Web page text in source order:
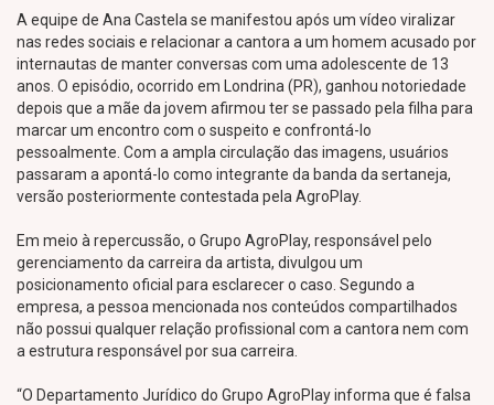
A equipe de Ana Castela se manifestou após um vídeo viralizar
nas redes sociais e relacionar a cantora a um homem acusado por
internautas de manter conversas com uma adolescente de 13
anos. O episódio, ocorrido em Londrina (PR), ganhou notoriedade
depois que a mãe da jovem afirmou ter se passado pela filha para
marcar um encontro com o suspeito e confrontá-lo
pessoalmente. Com a ampla circulação das imagens, usuários
passaram a apontá-lo como integrante da banda da sertaneja,
versão posteriormente contestada pela AgroPlay.
Em meio à repercussão, o Grupo AgroPlay, responsável pelo
gerenciamento da carreira da artista, divulgou um
posicionamento oficial para esclarecer o caso. Segundo a
empresa, a pessoa mencionada nos conteúdos compartilhados
não possui qualquer relação profissional com a cantora nem com
a estrutura responsável por sua carreira.
“O Departamento Jurídico do Grupo AgroPlay informa que é falsa